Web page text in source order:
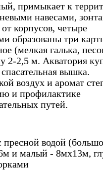
примыкает к
навесами,
корпусов, четыре
образованы три
(мелкая галька,
2-2,5 м. Акватория
вышка.
воздух и аромат
и профилактике
путей.
пресной водой
и малый - 8мх13м,